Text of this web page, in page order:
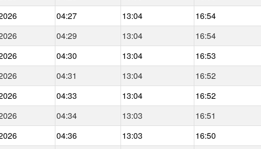
04:27 13:04 16:54
04:29 13:04 16:54
04:30 13:04 16:53
04:31 13:04 16:52
04:33 13:04 16:52
04:34 13:03 16:51
04:36 13:03 16:50